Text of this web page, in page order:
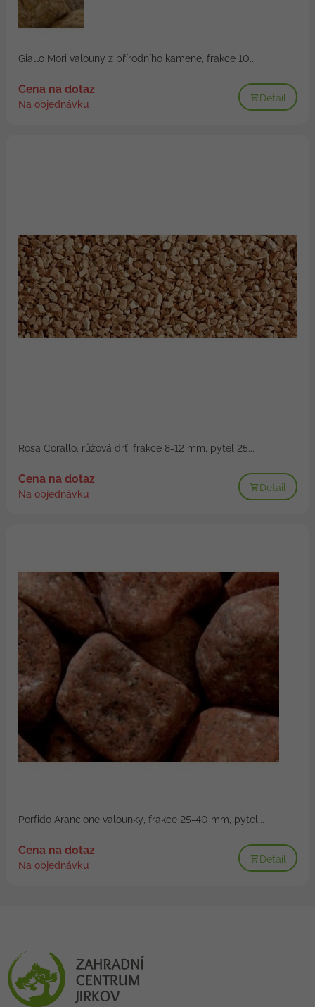
Giallo Mori valouny z přírodního kamene, frakce 10...
Cena na dotaz
Na objednávku
Detail
Rosa Corallo, růžová drť, frakce 8-12 mm, pytel 25...
Cena na dotaz
Na objednávku
Detail
Porfido Arancione valounky, frakce 25-40 mm, pytel...
Cena na dotaz
Na objednávku
Detail